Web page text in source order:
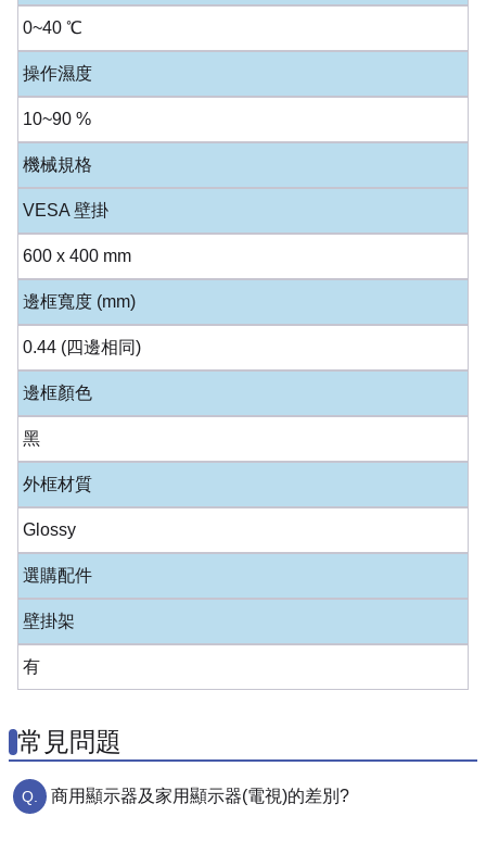
0~40 ℃
操作濕度
10~90 %
機械規格
VESA 壁掛
600 x 400 mm
邊框寬度 (mm)
0.44 (四邊相同)
邊框顏色
黑
外框材質
Glossy
選購配件
壁掛架
有
常見問題
商用顯示器及家用顯示器(電視)的差別?